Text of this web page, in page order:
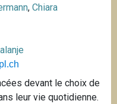
, Chiara
devant le choix de
leur vie quotidienne.